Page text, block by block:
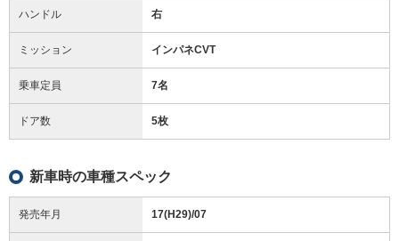
ハンドル 右
ミッション インパネCVT
乗車定員 7名
ドア数 5枚
新車時の車種スペック
発売年月 17(H29)/07